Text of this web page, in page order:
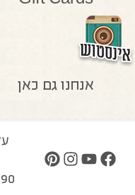
אנחנו גם כאן